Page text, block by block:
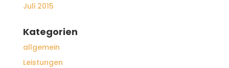
Juli 2015
Kategorien
allgemein
Leistungen